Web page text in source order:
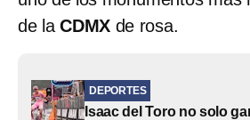
de la CDMX de rosa.
DEPORTES
Isaac del Toro no solo